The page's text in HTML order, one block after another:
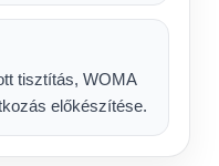
tisztítás, WOMA
előkészítése.